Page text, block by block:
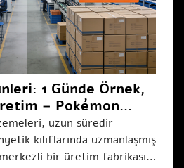
1 Günde Örnek,
– Pokémon
Hızlandırın
uzun süredir
kılıflarında uzmanlaşmış
bir üretim fabrikası